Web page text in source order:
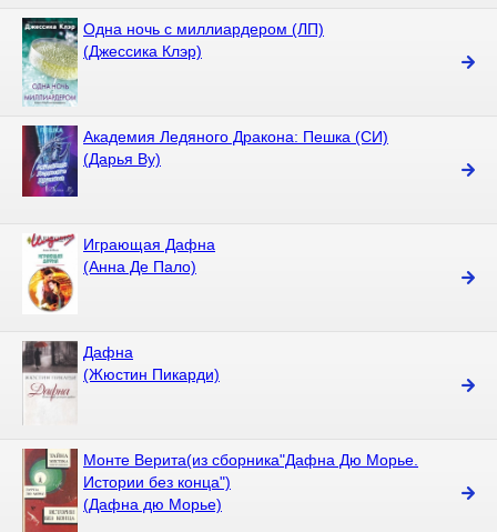
Одна ночь с миллиардером (ЛП)
(Джессика Клэр)
Академия Ледяного Дракона: Пешка (СИ)
(Дарья Ву)
Играющая Дафна
(Анна Де Пало)
Дафна
(Жюстин Пикарди)
Монте Верита(из сборника"Дафна Дю Морье.
Истории без конца")
(Дафна дю Морье)